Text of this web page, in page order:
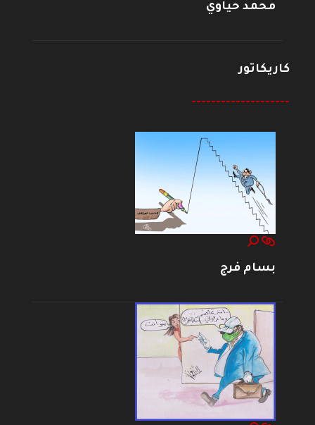
محمد حياوي
كاريكاتور
--------------------
بسام فرج